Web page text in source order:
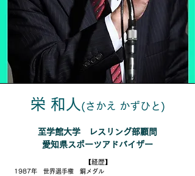
栄 和人 (さかえ かずひと)
至学館大学 レスリング部顧問
​愛知県スポーツアドバイザー
【経歴】
1987年 世界選手権 銅メダル